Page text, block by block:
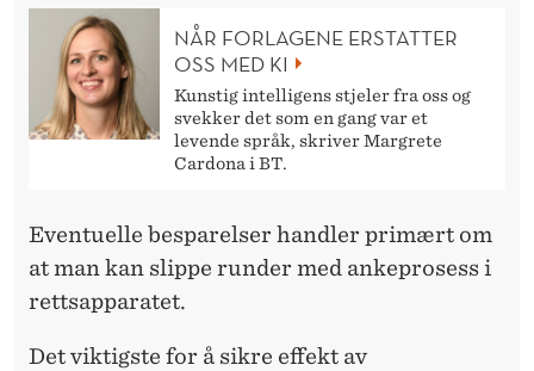
NÅR FORLAGENE ERSTATTER
OSS MED KI
Kunstig intelligens stjeler fra oss og
svekker det som en gang var et
levende språk, skriver Margrete
Cardona i BT.
Eventuelle besparelser handler primært om
at man kan slippe runder med ankeprosess i
rettsapparatet.
Det viktigste for å sikre effekt av